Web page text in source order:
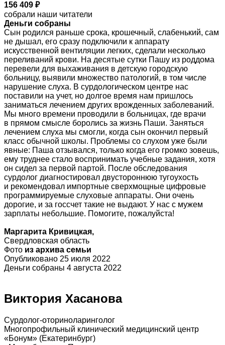
156 409 ₽
собрали наши читатели
Деньги собраны
Сын родился раньше срока, крошечный, слабенький, сам
не дышал, его сразу подключили к аппарату
искусственной вентиляции легких, сделали несколько
переливаний крови. На десятые сутки Пашу из роддома
перевели для выхаживания в детскую городскую
больницу, выявили множество патологий, в том числе
нарушение слуха. В сурдологическом центре нас
поставили на учет, но долгое время нам пришлось
заниматься лечением других врожденных заболеваний.
Мы много времени проводили в больницах, где врачи
в прямом смысле боролись за жизнь Паши. Заняться
лечением слуха мы смогли, когда сын окончил первый
класс обычной школы. Проблемы со слухом уже были
явные: Паша отзывался, только когда его громко зовешь,
ему труднее стало воспринимать учебные задания, хотя
он сидел за первой партой. После обследования
сурдолог диагностировал двустороннюю тугоухость
и рекомендовал импортные сверхмощные цифровые
программируемые слуховые аппараты. Они очень
дорогие, и за госсчет такие не выдают. У нас с мужем
зарплаты небольшие. Помогите, пожалуйста!
Маргарита Кривицкая,
Свердловская область
Фото из архива семьи
Опубликовано 25 июля 2022
Деньги собраны 4 августа 2022
Виктория Хасанова
Сурдолог-оториноларинголог
Многопрофильный клинический медицинский центр
«Бонум» (Екатеринбург)